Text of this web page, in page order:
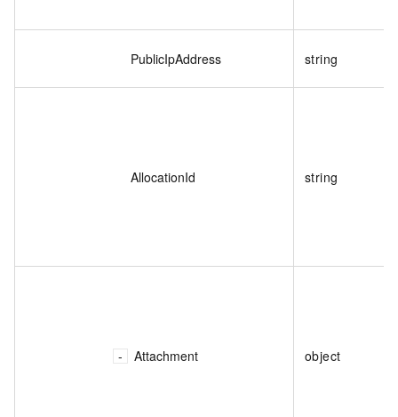
PublicIpAddress string
AllocationId string
Attachment object